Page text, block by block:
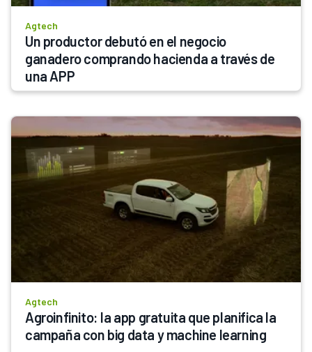
Agtech
Un productor debutó en el negocio
ganadero comprando hacienda a través de
una APP
Agtech
Agroinfinito: la app gratuita que planifica la
campaña con big data y machine learning